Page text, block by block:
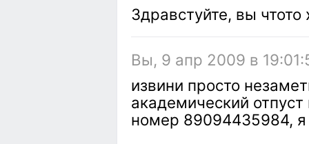
Здравстуйте, вы чтото
Вы, 9 апр 2009 в
извини просто
академический
номер 89094435984, я